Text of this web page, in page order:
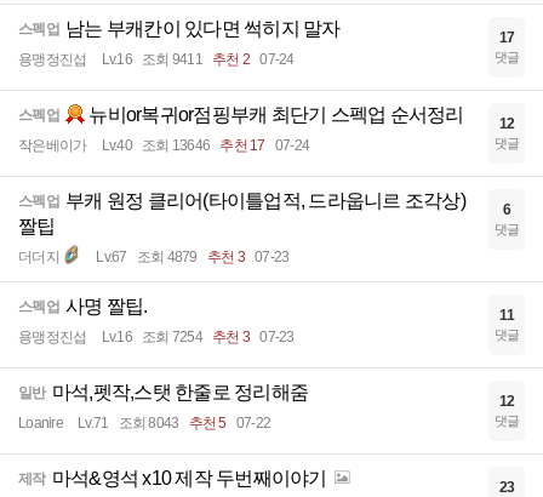
스펙업 남는 부캐칸이 있다면 썩히지 말자
용맹정진섭 Lv.16 조회 9411 추천 2 07-24
17
댓글
스펙업 뉴비or복귀or점핑부캐 최단기 스펙업 순서정리
작은베이가 Lv.40 조회 13646 추천 17 07-24
12
댓글
스펙업 부캐 원정 클리어(타이틀업적, 드라웁니르 조각상)
짤팁
더더지 Lv.67 조회 4879 추천 3 07-23
6
댓글
스펙업 사명 짤팁.
용맹정진섭 Lv.16 조회 7254 추천 3 07-23
11
댓글
일반 마석,펫작,스탯 한줄로 정리해줌
Loanire Lv.71 조회 8043 추천 5 07-22
12
댓글
제작 마석&영석 x10 제작 두번째이야기 23